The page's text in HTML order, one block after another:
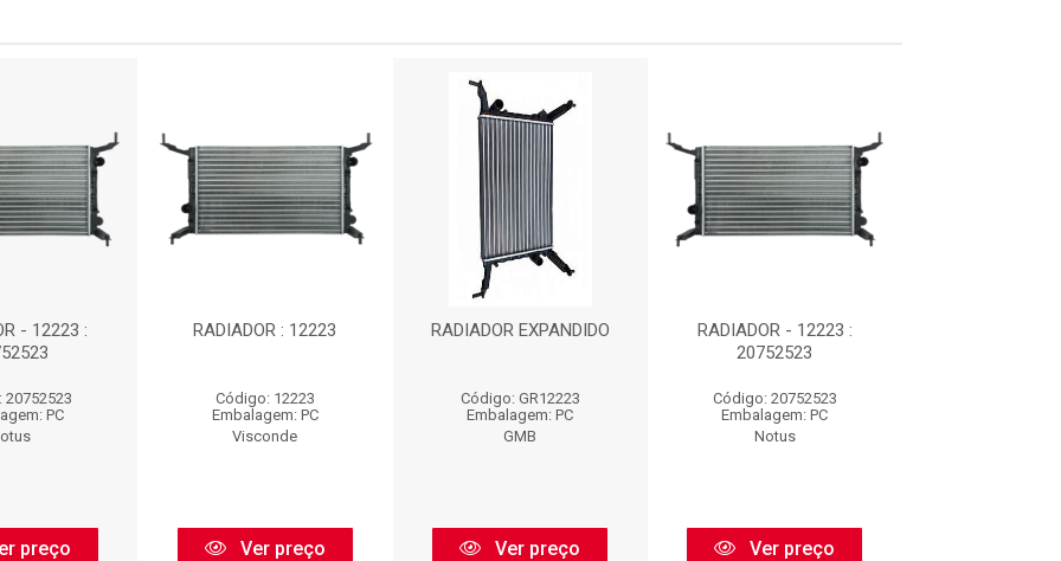
- 12223 :
20752523
PC
preço
RADIADOR : 12223
Código: 12223
Embalagem: PC
Visconde
Ver preço
RADIADOR EXPANDIDO
Código: GR12223
Embalagem: PC
GMB
Ver preço
RADIADOR - 12223 :
20752523
Código: 20752523
Embalagem: PC
Notus
Ver preço